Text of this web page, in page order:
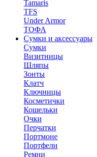
Tamaris
TFS
Under Armor
ТОФА
Сумки и аксессуары
Сумки
Визитницы
Шляпы
Зонты
Клатч
Ключницы
Косметички
Кошельки
Очки
Перчатки
Портмоне
Портфели
Ремни